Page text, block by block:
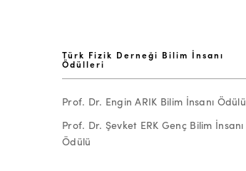
Türk Fizik Derneği Bilim İnsanı
Ödülleri
Prof. Dr. Engin ARIK Bilim İnsanı Ödülü
Prof. Dr. Şevket ERK Genç Bilim İnsanı
Ödülü